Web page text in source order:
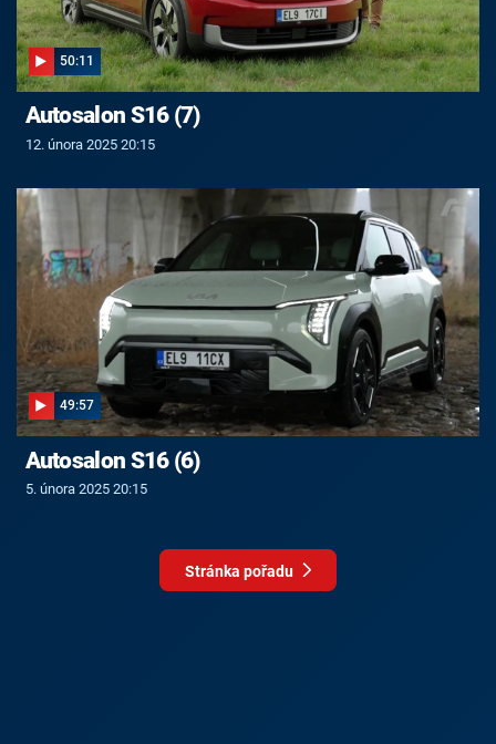
50:11
Autosalon S16 (7)
12. února 2025 20:15
49:57
Autosalon S16 (6)
5. února 2025 20:15
Stránka pořadu